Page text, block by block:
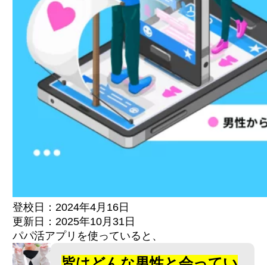
登校日：2024年4月16日
更新日：2025年10月31日
パパ活アプリを使っていると、